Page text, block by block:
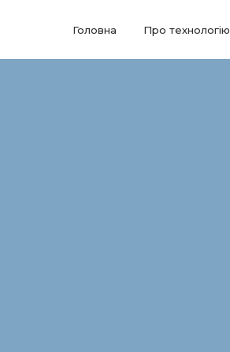
Головна Про технологію